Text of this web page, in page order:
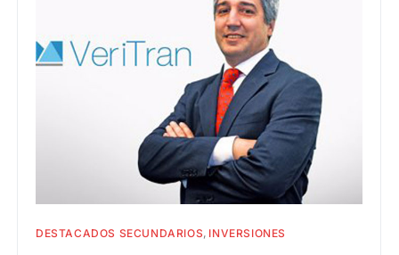
DESTACADOS SECUNDARIOS INVERSIONES